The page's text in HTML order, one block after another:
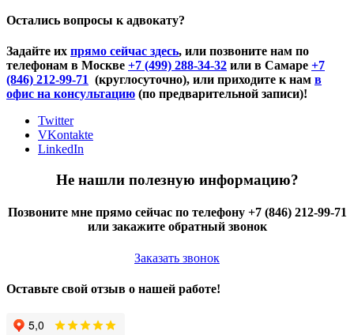
Остались вопросы к адвокату?
Задайте их прямо сейчас здесь, или позвоните нам по
телефонам в Москве +7 (499) 288-34-32 или в Самаре +7
(846) 212-99-71 (круглосуточно), или приходите к нам в
офис на консультацию (по предварительной записи)!
Twitter
VKontakte
LinkedIn
Не нашли полезную информацию?
Позвоните мне прямо сейчас по телефону +7 (846) 212-99-71
или закажите обратный звонок
Заказать звонок
Оставьте свой отзыв о нашей работе!